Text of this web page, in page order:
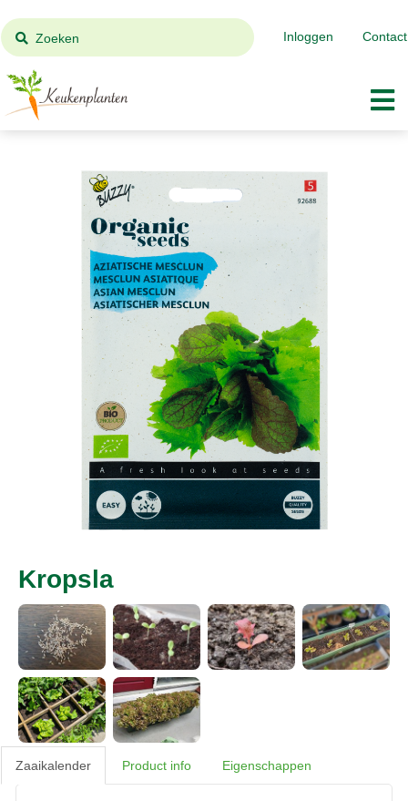
Contact
Inloggen
Zoeken
Kropsla
Zaaikalender Product info Eigenschappen